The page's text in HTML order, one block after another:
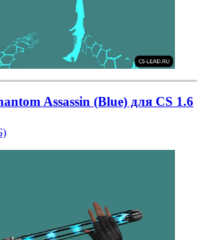
Assassin (Blue) для CS 1.6